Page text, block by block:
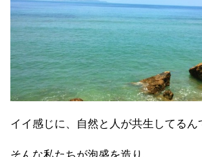
イイ感じに、自然と人が共生してるん